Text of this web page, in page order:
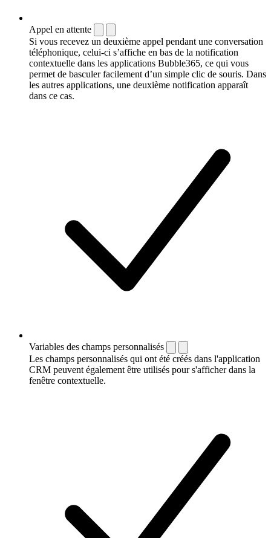
Appel en attente
Si vous recevez un deuxième appel pendant une conversation
téléphonique, celui-ci s’affiche en bas de la notification
contextuelle dans les applications Bubble365, ce qui vous
permet de basculer facilement d’un simple clic de souris. Dans
les autres applications, une deuxième notification apparaît
dans ce cas.
Variables des champs personnalisés
Les champs personnalisés qui ont été créés dans l'application
CRM peuvent également être utilisés pour s'afficher dans la
fenêtre contextuelle.